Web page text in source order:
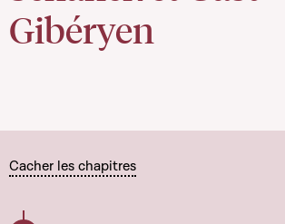
Gibéryen
Cacher les chapitres